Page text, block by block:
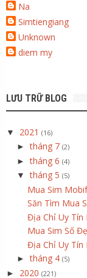
Na
Simtiengiang
Unknown
diem my
LƯU TRỮ BLOG
▼ 2021 (16)
►tháng 7 (2)
►tháng 6 (4)
▼tháng 5 (5)
Mua Sim
Săn Tìm Mua
Địa Chỉ Uy Tín
Mua Sim Số
Địa Chỉ Uy Tín
►tháng 4 (5)
► 2020 (221)